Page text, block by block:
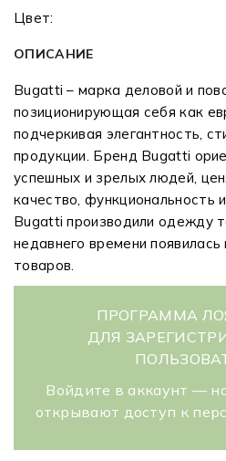
Цвет:
ОПИСАНИЕ
Bugatti – марка деловой и
позиционирующая себя как
подчеркивая элегантность,
продукции. Бренд Bugatti
успешных и зрелых людей,
качество, функциональность
Bugatti производили одежду
недавнего времени
товаров.
ПРОГРАММА
ДЛЯ
Войдите в аккаунт —
открывают доступ к